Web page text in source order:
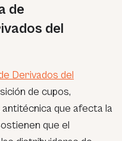
de
del
Derivados del
de cupos,
que afecta la
que el